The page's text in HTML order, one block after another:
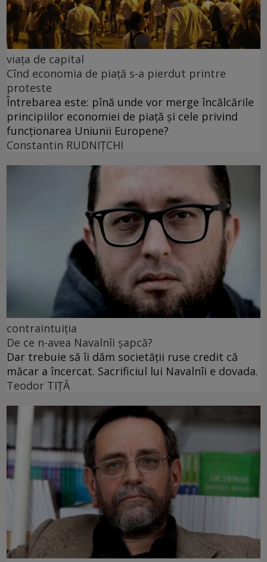
viața de capital
Cînd economia de piață s-a pierdut printre
proteste
Întrebarea este: pînă unde vor merge încălcările
principiilor economiei de piață și cele privind
funcționarea Uniunii Europene?
Constantin RUDNIŢCHI
contraintuiția
De ce n-avea Navalnîi șapcă?
Dar trebuie să îi dăm societății ruse credit că
măcar a încercat. Sacrificiul lui Navalnîi e dovada.
Teodor TIŢĂ